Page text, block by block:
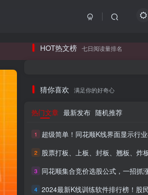
新各大精品创业项目！
HOT热文榜 七日阅读量排名
猜你喜欢 满足你的好奇心
热门文章 最新发布 随机推荐
1 超级简单！同花顺K线界面显示行业概念指标代码
2 股票打板、上板、封板、翘板、炸板是什么意思？炒股你必须懂的
3 同花顺集合竞价选股公式，一招抓涨停让你秒变打板
4 2024最新K线训练软件排行榜！股民福利，十款专业分析工具全